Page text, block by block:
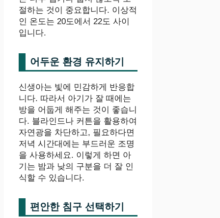
절하는 것이 중요합니다. 이상적
인 온도는 20도에서 22도 사이
입니다.
어두운 환경 유지하기
신생아는 빛에 민감하게 반응합
니다. 따라서 아기가 잘 때에는
방을 어둡게 해주는 것이 좋습니
다. 블라인드나 커튼을 활용하여
자연광을 차단하고, 필요하다면
저녁 시간대에는 부드러운 조명
을 사용하세요. 이렇게 하면 아
기는 밤과 낮의 구분을 더 잘 인
식할 수 있습니다.
편안한 침구 선택하기